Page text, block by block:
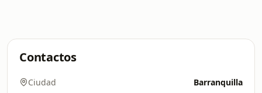
Contactos
Ciudad Barranquilla